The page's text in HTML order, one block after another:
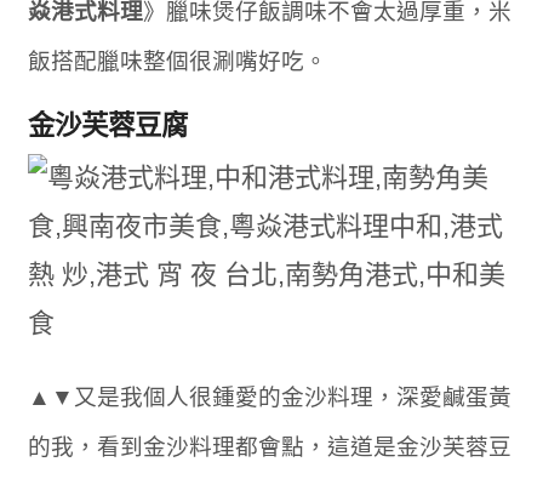
焱港式料理》臘味煲仔飯調味不會太過厚重，米
飯搭配臘味整個很涮嘴好吃。
金沙芙蓉豆腐
▲▼又是我個人很鍾愛的金沙料理，深愛鹹蛋黃
的我，看到金沙料理都會點，這道是金沙芙蓉豆